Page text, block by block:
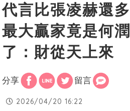
代言比張凌赫還
最大贏家竟是何
了：財從天上來
分享 留言
2026/04/20 16:22